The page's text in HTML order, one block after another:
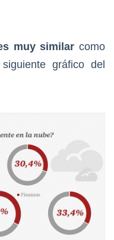
muy similar como
gráfico del